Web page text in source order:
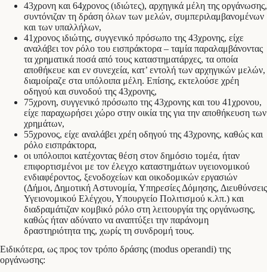
43χρονη και 64χρονος (ιδιώτες), αρχηγικά μέλη της οργάνωσης,
συντόνιζαν τη δράση όλων των μελών, συμπεριλαμβανομένων
και των υπαλλήλων,
41χρονος ιδιώτης, συγγενικό πρόσωπο της 43χρονης, είχε
αναλάβει τον ρόλο του εισπράκτορα – ταμία παραλαμβάνοντας
τα χρηματικά ποσά από τους καταστηματάρχες, τα οποία
αποθήκευε και εν συνεχεία, κατ’ εντολή των αρχηγικών μελών,
διαμοίραζε στα υπόλοιπα μέλη. Επίσης, εκτελούσε χρέη
οδηγού και συνοδού της 43χρονης,
75χρονη, συγγενικό πρόσωπο της 43χρονης και του 41χρονου,
είχε παραχωρήσει χώρο στην οικία της για την αποθήκευση των
χρημάτων,
55χρονος, είχε αναλάβει χρέη οδηγού της 43χρονης, καθώς και
ρόλο εισπράκτορα,
οι υπόλοιποι κατέχοντας θέση στον δημόσιο τομέα, ήταν
επιφορτισμένοι με τον έλεγχο καταστημάτων υγειονομικού
ενδιαφέροντος, ξενοδοχείων και οικοδομικών εργασιών
(Δήμοι, Δημοτική Αστυνομία, Υπηρεσίες Δόμησης, Διευθύνσεις
Υγειονομικού Ελέγχου, Υπουργείο Πολιτισμού κ.λπ.) και
διαδραμάτιζαν κομβικό ρόλο στη λειτουργία της οργάνωσης,
καθώς ήταν αδύνατο να αναπτύξει την παράνομη
δραστηριότητα της, χωρίς τη συνδρομή τους.
Ειδικότερα, ως προς τον τρόπο δράσης (modus operandi) της
οργάνωσης: